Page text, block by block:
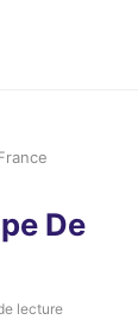
De
lecture